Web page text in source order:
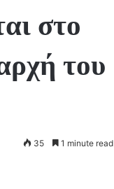
στο
του
35 1 minute read